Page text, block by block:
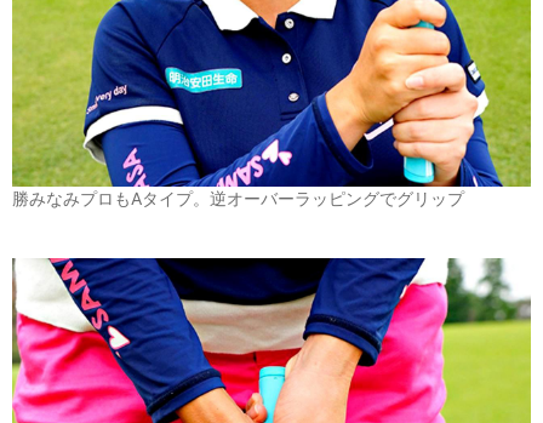
勝みなみプロもAタイプ。逆オーバーラッピングでグリップ